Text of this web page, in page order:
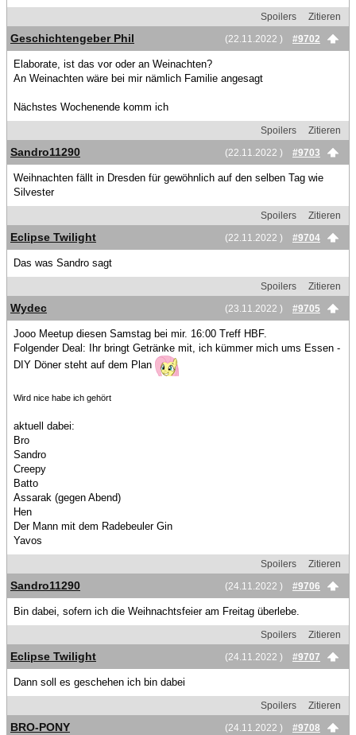
Spoilers
Zitieren
(22.11.2022 )
#9702
Geschichtengeber Phil
Elaborate, ist das vor oder an Weinachten?
An Weinachten wäre bei mir nämlich Familie angesagt
Nächstes Wochenende komm ich
Spoilers
Zitieren
(22.11.2022 )
#9703
Sandro11290
Weihnachten fällt in Dresden für gewöhnlich auf den selben Tag wie
Silvester
Spoilers
Zitieren
(22.11.2022 )
#9704
Eclipse Twilight
Das was Sandro sagt
Spoilers
Zitieren
(23.11.2022 )
#9705
Wydec
Jooo Meetup diesen Samstag bei mir. 16:00 Treff HBF.
Folgender Deal: Ihr bringt Getränke mit, ich kümmer mich ums Essen -
DIY Döner steht auf dem Plan
Wird nice habe ich gehört
aktuell dabei:
Bro
Sandro
Creepy
Batto
Assarak (gegen Abend)
Hen
Der Mann mit dem Radebeuler Gin
Yavos
Spoilers
Zitieren
(24.11.2022 )
#9706
Sandro11290
Bin dabei, sofern ich die Weihnachtsfeier am Freitag überlebe.
Spoilers
Zitieren
(24.11.2022 )
#9707
Eclipse Twilight
Dann soll es geschehen ich bin dabei
Spoilers
Zitieren
(24.11.2022 )
#9708
BRO-PONY